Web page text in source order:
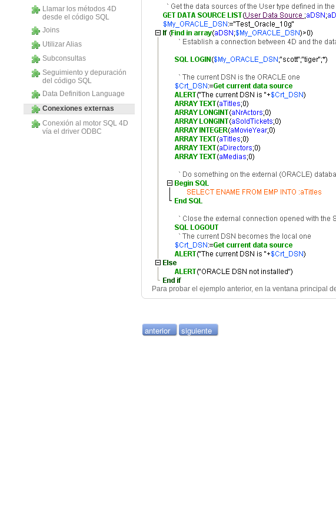
Llamar los métodos 4D
desde el código SQL
Joins
Utilizar Alias
Subconsultas
Seguimiento y depuración
del código SQL
Data Definition Language
Conexiones externas
Conexión al motor SQL 4D
vía el driver ODBC
Para probar el ejemplo anterior, en la ventana principal
anterior siguiente